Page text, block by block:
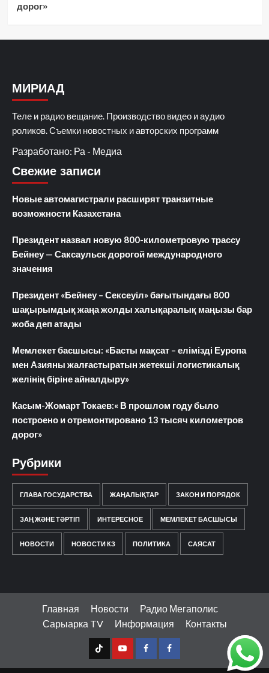
дорог»
МИРИАД
Теле и радио вещание. Производство видео и аудио
роликов. Съемки новостных и авторских программ
Разработано: Ра - Медиа
Свежие записи
Новые автомагистрали расширят транзитные
возможности Казахстана
Президент назвал новую 800-километровую трассу
Бейнеу — Саксаульск дорогой международного
значения
Президент «Бейнеу – Сексеуіл» бағытындағы 800
шақырымдық жаңа жолды халықаралық маңызы бар
жоба деп атады
Мемлекет басшысы: «Басты мақсат – елімізді Еуропа
мен Азияны жалғастыратын жетекші логистикалық
желінің біріне айналдыру»
Касым-Жомарт Токаев:« В прошлом году было
построено и отремонтировано 13 тысяч километров
дорог»
Рубрики
ГЛАВА ГОСУДАРСТВА ЖАҢАЛЫҚТАР ЗАКОН И ПОРЯДОК
ЗАҢ ЖӘНЕ ТӘРТІП ИНТЕРЕСНОЕ МЕМЛЕКЕТ БАСШЫСЫ
НОВОСТИ НОВОСТИ КЗ ПОЛИТИКА САЯСАТ
Главная Новости
Радио Мегаполис
Сарыарка TV
Информация Контакты
TT Youtube
FB1 FB2